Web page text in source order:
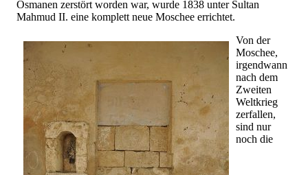
Osmanen zerstört worden war, wurde 1838 unter Sultan
Mahmud II. eine komplett neue Moschee errichtet.
Von der
Moschee,
irgendwann
nach dem
Zweiten
Weltkrieg
zerfallen,
sind nur
noch die